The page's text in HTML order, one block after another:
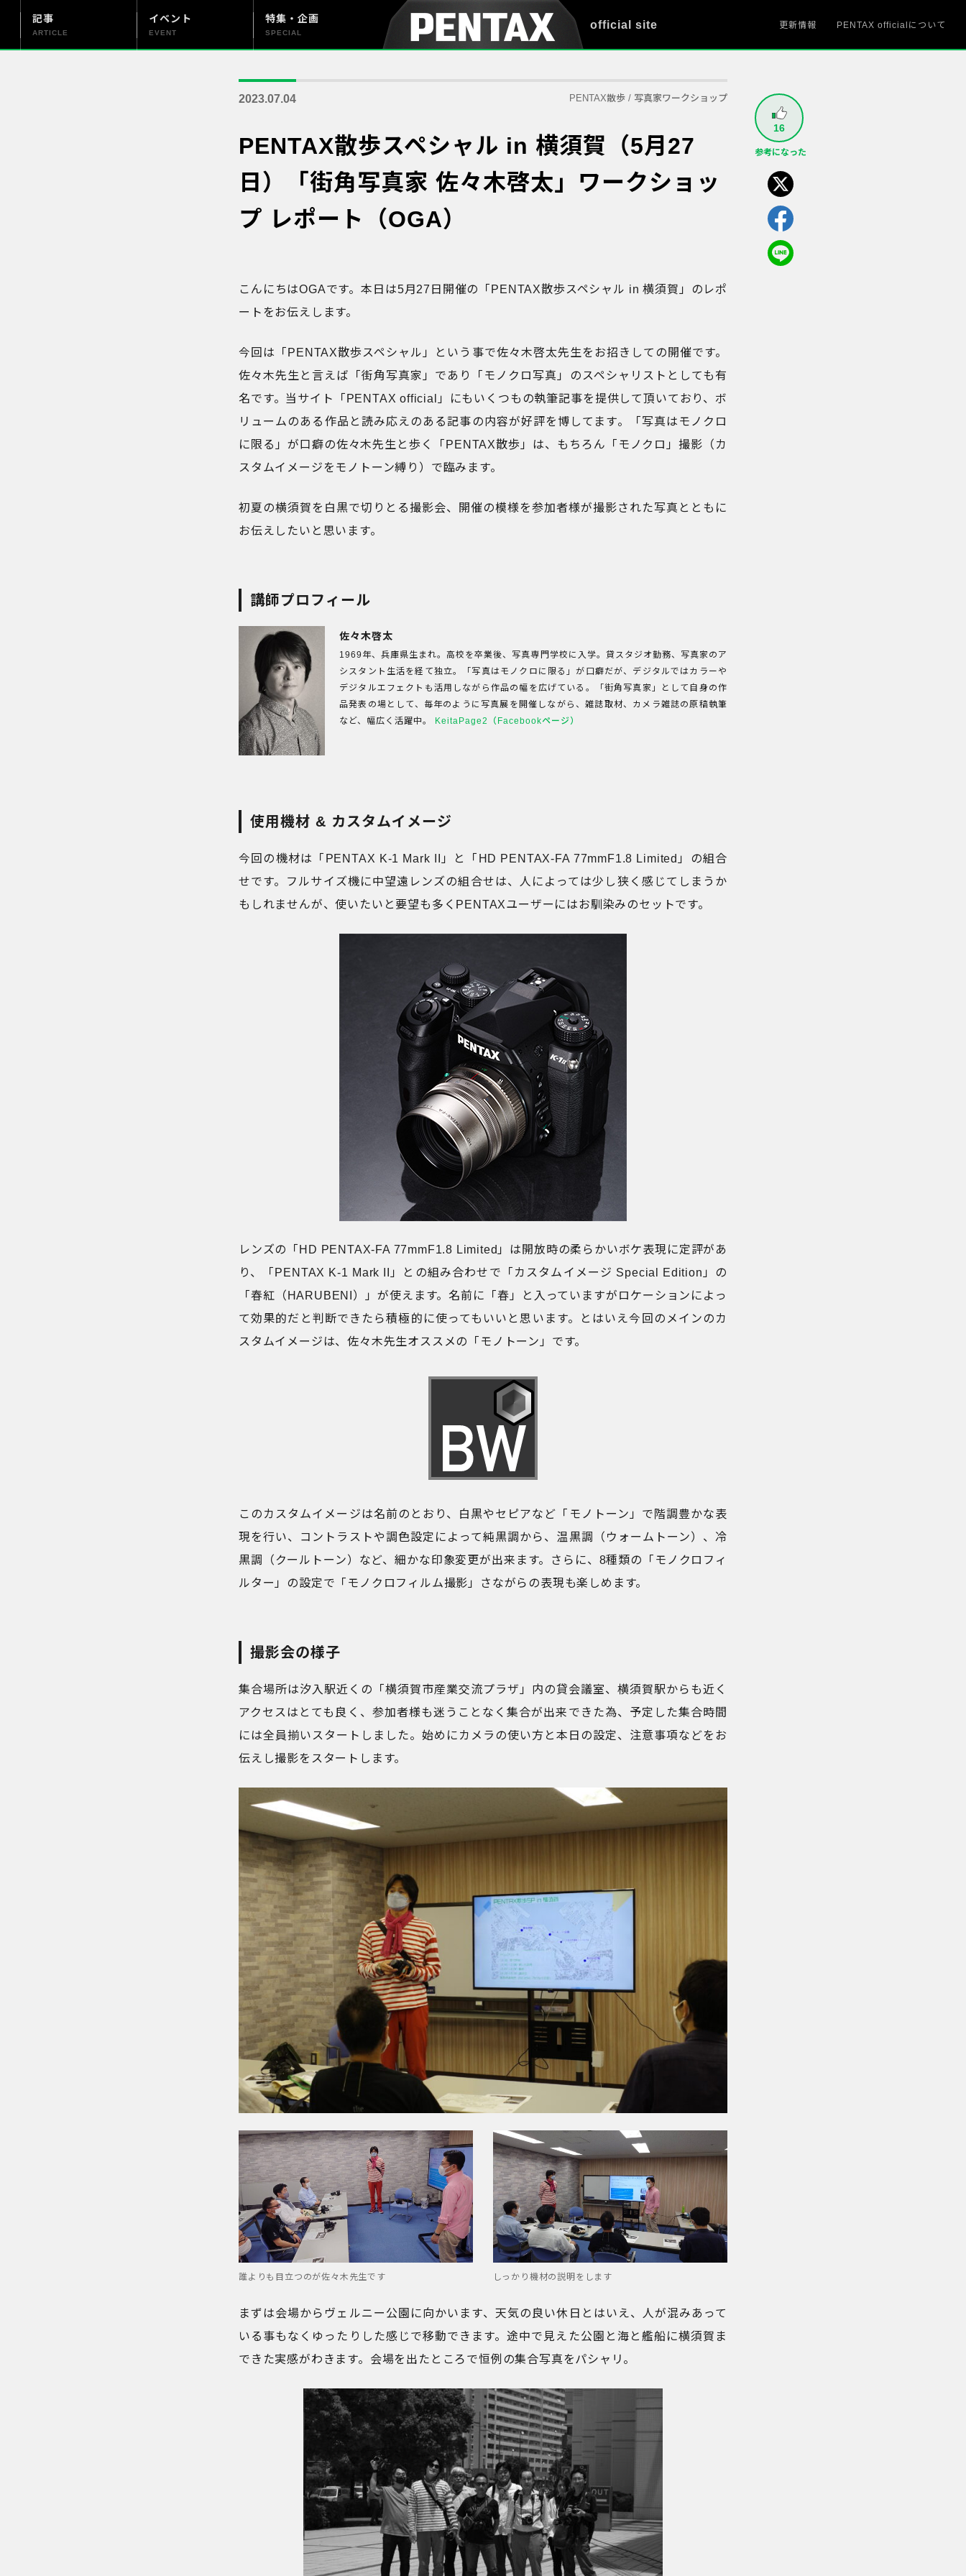
official site
記事
ARTICLE
イベント
EVENT
特集・企画
SPECIAL
更新情報 PENTAX officialについて
2023.07.04 PENTAX散歩 / 写真家ワークショップ
PENTAX散歩スペシャル in 横須賀（5月27
日）「街角写真家 佐々木啓太」ワークショッ
プ レポート（OGA）
こんにちはOGAです。本日は5月27日開催の「PENTAX散歩スペシャル in 横須賀」のレポ
ートをお伝えします。
今回は「PENTAX散歩スペシャル」という事で佐々木啓太先生をお招きしての開催です。
佐々木先生と言えば「街角写真家」であり「モノクロ写真」のスペシャリストとしても有
名です。当サイト「PENTAX official」にもいくつもの執筆記事を提供して頂いており、ボ
リュームのある作品と読み応えのある記事の内容が好評を博してます。「写真はモノクロ
に限る」が口癖の佐々木先生と歩く「PENTAX散歩」は、もちろん「モノクロ」撮影（カ
スタムイメージをモノトーン縛り）で臨みます。
初夏の横須賀を白黒で切りとる撮影会、開催の模様を参加者様が撮影された写真とともに
お伝えしたいと思います。
講師プロフィール
佐々木啓太
1969年、兵庫県生まれ。高校を卒業後、写真専門学校に入学。貸スタジオ勤務、写真家のア
シスタント生活を経て独立。「写真はモノクロに限る」が口癖だが、デジタルではカラーや
デジタルエフェクトも活用しながら作品の幅を広げている。「街角写真家」として自身の作
品発表の場として、毎年のように写真展を開催しながら、雑誌取材、カメラ雑誌の原稿執筆
など、幅広く活躍中。
KeitaPage2（Facebookページ）
使用機材 & カスタムイメージ
今回の機材は「PENTAX K-1 Mark II」と「HD PENTAX-FA 77mmF1.8 Limited」の組合
せです。フルサイズ機に中望遠レンズの組合せは、人によっては少し狭く感じてしまうか
もしれませんが、使いたいと要望も多くPENTAXユーザーにはお馴染みのセットです。
レンズの「HD PENTAX-FA 77mmF1.8 Limited」は開放時の柔らかいボケ表現に定評があ
り、「PENTAX K-1 Mark II」との組み合わせで「カスタムイメージ Special Edition」の
「春紅（HARUBENI）」が使えます。名前に「春」と入っていますがロケーションによっ
て効果的だと判断できたら積極的に使ってもいいと思います。とはいえ今回のメインのカ
スタムイメージは、佐々木先生オススメの「モノトーン」です。
このカスタムイメージは名前のとおり、白黒やセピアなど「モノトーン」で階調豊かな表
現を行い、コントラストや調色設定によって純黒調から、温黒調（ウォームトーン）、冷
黒調（クールトーン）など、細かな印象変更が出来ます。さらに、8種類の「モノクロフィ
ルター」の設定で「モノクロフィルム撮影」さながらの表現も楽しめます。
撮影会の様子
集合場所は汐入駅近くの「横須賀市産業交流プラザ」内の貸会議室、横須賀駅からも近く
アクセスはとても良く、参加者様も迷うことなく集合が出来できた為、予定した集合時間
には全員揃いスタートしました。始めにカメラの使い方と本日の設定、注意事項などをお
伝えし撮影をスタートします。
誰よりも目立つのが佐々木先生です しっかり機材の説明をします
まずは会場からヴェルニー公園に向かいます、天気の良い休日とはいえ、人が混みあって
いる事もなくゆったりした感じで移動できます。途中で見えた公園と海と艦船に横須賀ま
できた実感がわきます。会場を出たところで恒例の集合写真をパシャリ。
16
参考になった